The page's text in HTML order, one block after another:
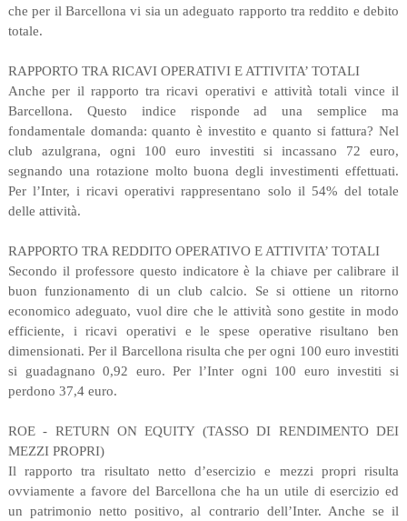
che per il Barcellona vi sia un adeguato rapporto tra reddito e debito
totale.
RAPPORTO TRA RICAVI OPERATIVI E ATTIVITA’ TOTALI
Anche per il rapporto tra ricavi operativi e attività totali vince il
Barcellona. Questo indice risponde ad una semplice ma
fondamentale domanda: quanto è investito e quanto si fattura? Nel
club azulgrana, ogni 100 euro investiti si incassano 72 euro,
segnando una rotazione molto buona degli investimenti effettuati.
Per l’Inter, i ricavi operativi rappresentano solo il 54% del totale
delle attività.
RAPPORTO TRA REDDITO OPERATIVO E ATTIVITA’ TOTALI
Secondo il professore questo indicatore è la chiave per calibrare il
buon funzionamento di un club calcio. Se si ottiene un ritorno
economico adeguato, vuol dire che le attività sono gestite in modo
efficiente, i ricavi operativi e le spese operative risultano ben
dimensionati. Per il Barcellona risulta che per ogni 100 euro investiti
si guadagnano 0,92 euro. Per l’Inter ogni 100 euro investiti si
perdono 37,4 euro.
ROE - RETURN ON EQUITY (TASSO DI RENDIMENTO DEI
MEZZI PROPRI)
Il rapporto tra risultato netto d’esercizio e mezzi propri risulta
ovviamente a favore del Barcellona che ha un utile di esercizio ed
un patrimonio netto positivo, al contrario dell’Inter. Anche se il